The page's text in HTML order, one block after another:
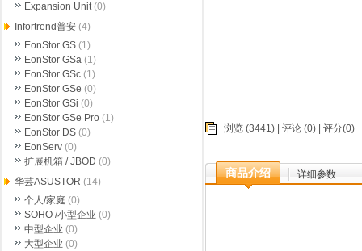
浏览 (3441) | 评论 (0) | 评分(0)
商品介绍 详细参数
Expansion Unit(0)
Infortrend普安 (4)
EonStor GS (1)
EonStor GSa (1)
EonStor GSc (1)
EonStor GSe (0)
EonStor GSi (0)
EonStor GSe Pro (1)
EonStor DS (0)
EonServ (0)
扩展机箱 / JBOD (0)
华芸ASUSTOR (14)
个人/家庭 (0)
SOHO /小型企业 (0)
中型企业 (0)
大型企业 (0)